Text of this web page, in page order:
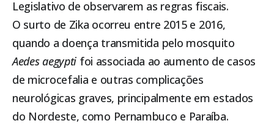
Legislativo de observarem as regras fiscais.
O surto de Zika ocorreu entre 2015 e 2016,
quando a doença transmitida pelo mosquito
Aedes aegypti foi associada ao aumento de casos
de microcefalia e outras complicações
neurológicas graves, principalmente em estados
do Nordeste, como Pernambuco e Paraíba.